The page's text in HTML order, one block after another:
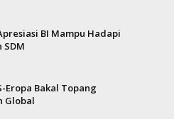
BI Mampu Hadapi
SDM
Eropa Bakal Topang
Global